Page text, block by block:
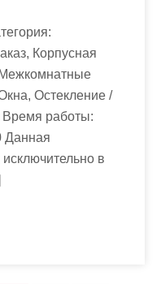
Корпусная
Остекление /
Время работы:
Данная
в